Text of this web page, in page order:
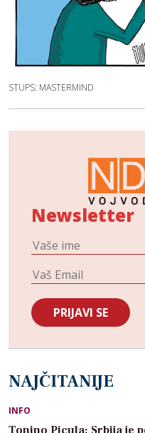
STUPS: MASTERMIND
Newsletter
NAJČITANIJE
INFO